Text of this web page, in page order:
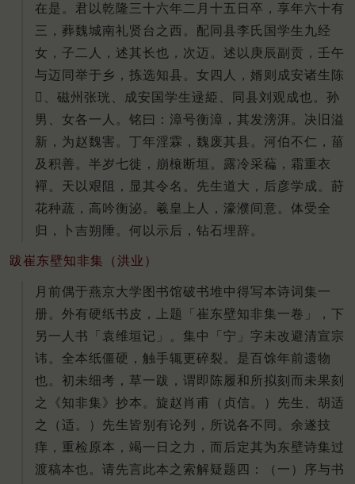
在是。君以乾隆三十六年二月十五日卒，享年六十有
三，葬魏城南礼贤台之西。配同县李氏国学生九经
女，子二人，述其长也，次迈。述以庚辰副贡，壬午
与迈同举于乡，拣选知县。女四人，婿则成安诸生陈
𨛮、磁州张珖、成安国学生逯䋗、同县刘观成也。孙
男、女各一人。铭曰：漳号衡漳，其发滂湃。决旧溢
新，为赵魏害。丁年淫霖，魏废其县。河伯不仁，菑
及积善。半岁七徙，崩榱断垣。露冷采藊，霜重衣
襌。天以艰阻，显其令名。先生道大，后彦学成。莳
花种蔬，高吟衡泌。羲皇上人，濠濮间意。体受全
归，卜吉朔陲。何以示后，钻石埋辞。
跋崔东壁知非集（洪业）
月前偶于燕京大学图书馆破书堆中得写本诗词集一
册。外有硬纸书皮，上题「崔东壁知非集一卷」，下
另一人书「袁维垣记」。集中「宁」字未改避清宣宗
讳。全本纸僵硬，触手辄更碎裂。是百馀年前遗物
也。初未细考，草一跋，谓即陈履和所拟刻而未果刻
之《知非集》抄本。旋赵肖甫（贞信。）先生、胡适
之（适。）先生皆别有论列，所说各不同。余遂技
痒，重检原本，竭一日之力，而后定其为东壁诗集过
渡稿本也。请先言此本之索解疑题四：（一）序与书